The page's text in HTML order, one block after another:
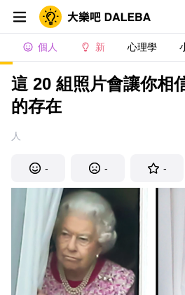
個人 新 心理學
這 20 組照片會讓你相
的存在
人
- - -